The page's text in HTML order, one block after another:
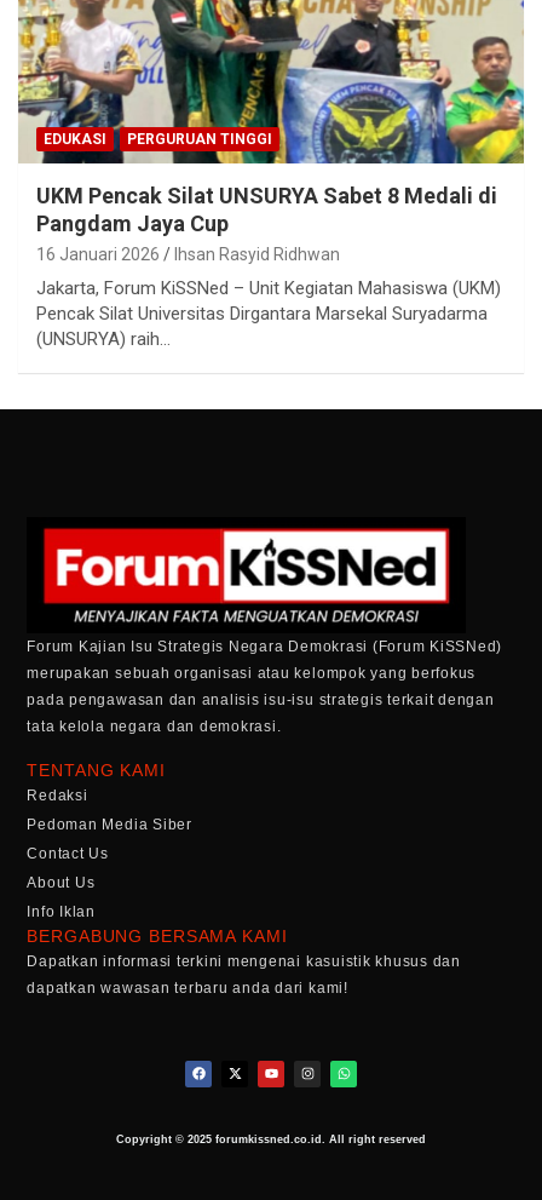
EDUKASI PERGURUAN TINGGI
UKM Pencak Silat UNSURYA Sabet 8 Medali di
Pangdam Jaya Cup
16 Januari 2026 Ihsan Rasyid Ridhwan
Jakarta, Forum KiSSNed – Unit Kegiatan Mahasiswa (UKM)
Pencak Silat Universitas Dirgantara Marsekal Suryadarma
(UNSURYA) raih…
Forum Kajian Isu Strategis Negara Demokrasi (Forum KiSSNed)
merupakan sebuah organisasi atau kelompok yang berfokus
pada pengawasan dan analisis isu-isu strategis terkait dengan
tata kelola negara dan demokrasi.
TENTANG KAMI
Redaksi
Pedoman Media Siber
Contact Us
About Us
Info Iklan
BERGABUNG BERSAMA KAMI
Dapatkan informasi terkini mengenai kasuistik khusus dan
dapatkan wawasan terbaru anda dari kami!
Copyright © 2025 forumkissned.co.id. All right reserved